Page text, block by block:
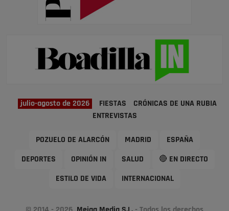
julio-agosto de 2026 FIESTAS
CRÓNICAS DE UNA RUBIA
ENTREVISTAS
POZUELO DE ALARCÓN MADRID ESPAÑA
DEPORTES OPINIÓN IN SALUD 🔴 EN DIRECTO
ESTILO DE VIDA INTERNACIONAL